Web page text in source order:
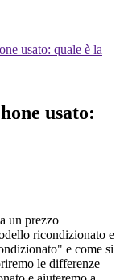
usato: quale è la
usato:
un prezzo
ricondizionato e
e come si
le differenze